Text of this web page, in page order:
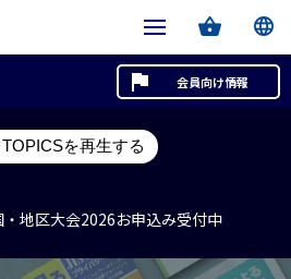
を再生する
地区大会2026お申込み受付中
地区大会2026お申込み受付中
会員向け情報